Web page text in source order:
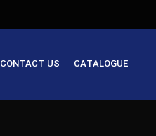
CONTACT US CATALOGUE